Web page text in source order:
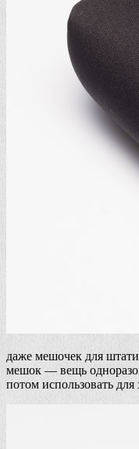
даже мешочек для
мешок — вещь
потом использовать для